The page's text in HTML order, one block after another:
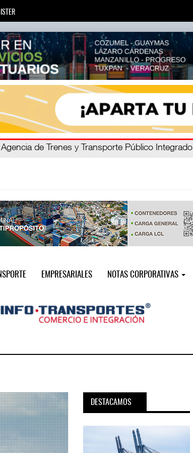
de Trenes y Transporte Público Integrado
EMPRESARIALES NOTAS CORPORATIVAS
DESTACAMOS
en
MSC incorpora servicio PAMEX en
12 JUL 2026